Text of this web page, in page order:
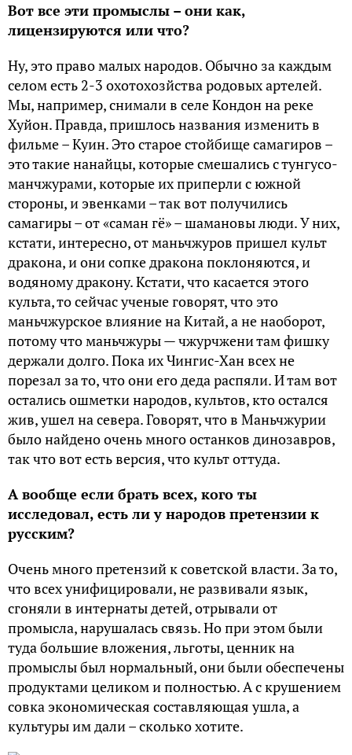
Вот все эти промыслы – они как,
лицензируются или что?
Ну, это право малых народов. Обычно за каждым
селом есть 2-3 охотохозйства родовых артелей.
Мы, например, снимали в селе Кондон на реке
Хуйон. Правда, пришлось названия изменить в
фильме – Куин. Это старое стойбище самагиров –
это такие нанайцы, которые смешались с тунгусо-
манчжурами, которые их приперли с южной
стороны, и эвенками – так вот получились
самагиры – от «саман гё» – шамановы люди. У них,
кстати, интересно, от маньчжуров пришел культ
дракона, и они сопке дракона поклоняются, и
водяному дракону. Кстати, что касается этого
культа, то сейчас ученые говорят, что это
маньчжурское влияние на Китай, а не наоборот,
потому что маньчжуры — чжурчжени там фишку
держали долго. Пока их Чингис-Хан всех не
порезал за то, что они его деда распяли. И там вот
остались ошметки народов, культов, кто остался
жив, ушел на севера. Говорят, что в Маньчжурии
было найдено очень много останков динозавров,
так что вот есть версия, что культ оттуда.
А вообще если брать всех, кого ты
исследовал, есть ли у народов претензии к
русским?
Очень много претензий к советской власти. За то,
что всех унифицировали, не развивали язык,
сгоняли в интернаты детей, отрывали от
промысла, нарушалась связь. Но при этом были
туда большие вложения, льготы, ценник на
промыслы был нормальный, они были обеспечены
продуктами целиком и полностью. А с крушением
совка экономическая составляющая ушла, а
культуры им дали – сколько хотите.